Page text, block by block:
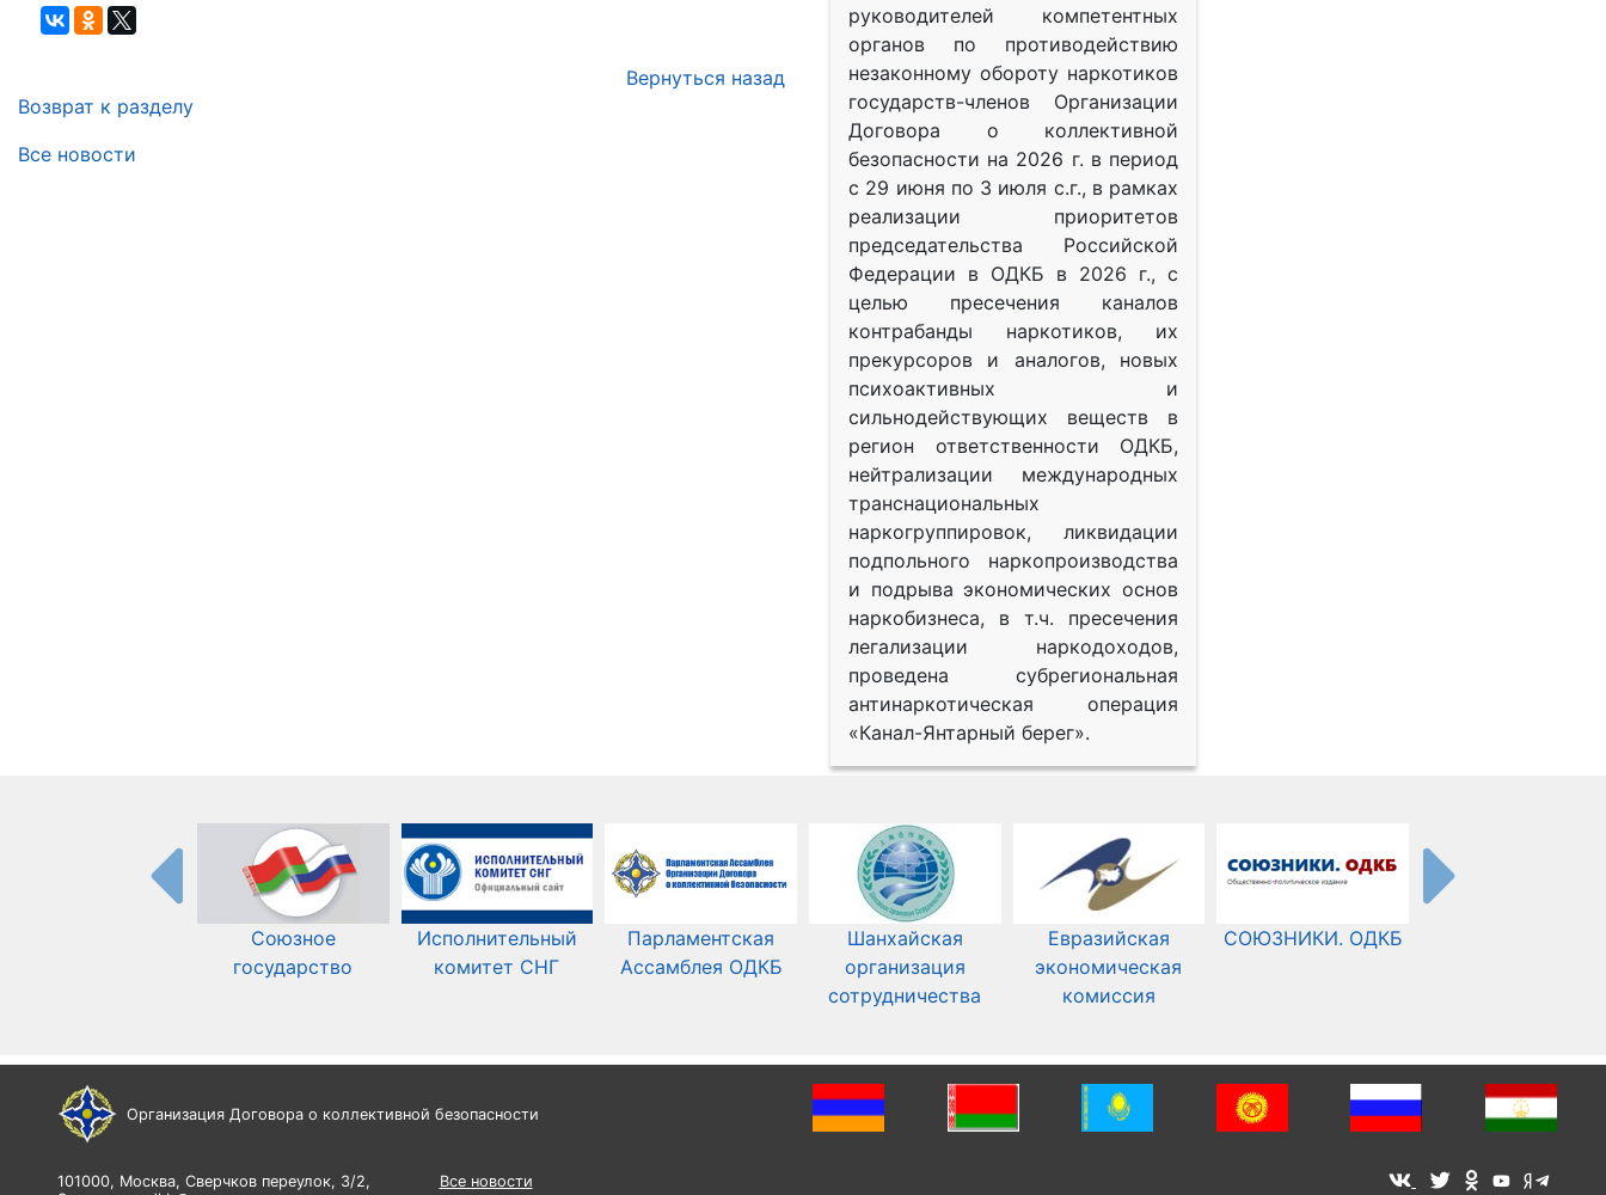
руководителей компетентных
органов по противодействию
незаконному обороту наркотиков
государств-членов Организации
Договора о коллективной
безопасности на 2026 г. в период
с 29 июня по 3 июля с.г., в рамках
реализации приоритетов
председательства Российской
Федерации в ОДКБ в 2026 г., с
целью пресечения каналов
контрабанды наркотиков, их
прекурсоров и аналогов, новых
психоактивных и
сильнодействующих веществ в
регион ответственности ОДКБ,
нейтрализации международных
транснациональных
наркогруппировок, ликвидации
подпольного наркопроизводства
и подрыва экономических основ
наркобизнеса, в т.ч. пресечения
легализации наркодоходов,
проведена субрегиональная
антинаркотическая операция
«Канал-Янтарный берег».
Вернуться назад
Возврат к разделу
Все новости
Союзное
государство
Исполнительный
комитет СНГ
Парламентская
Ассамблея ОДКБ
Шанхайская
организация
сотрудничества
Евразийская
экономическая
комиссия
СОЮЗНИКИ. ОДКБ
Организация Договора о коллективной безопасности
101000, Москва, Сверчков переулок, 3/2,
Все новости